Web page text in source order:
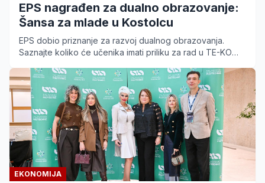
EPS nagrađen za dualno obrazovanje:
Šansa za mlade u Kostolcu
EPS dobio priznanje za razvoj dualnog obrazovanja.
Saznajte koliko će učenika imati priliku za rad u TE-KO
EKONOMIJA